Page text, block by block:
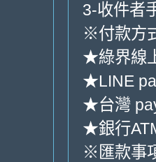
3-收件者
※付款方
★綠界線
★LINE
★台灣
★銀行
※匯款事